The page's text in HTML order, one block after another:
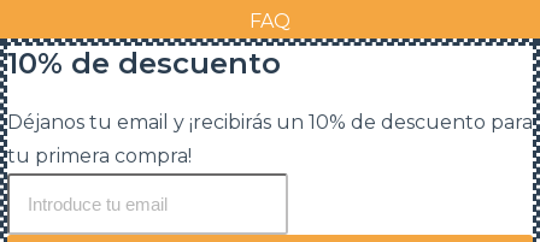
FAQ
10% de descuento
Déjanos tu email y ¡recibirás un 10% de descuento para
tu primera compra!